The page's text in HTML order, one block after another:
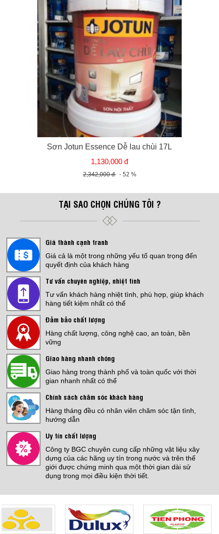
Sơn Jotun Essence Dễ lau chùi 17L
1,130,000 đ
2,342,000 đ- 52 %
TẠI SAO CHỌN CHÚNG TÔI ?
Giá thành cạnh tranh
Giá cả là một trong những yếu tố quan trọng đến
quyết định của khách hàng
Tư vấn chuyên nghiệp, nhiệt tình
Tư vấn khách hàng nhiệt tình, phù hợp, giúp khách
hàng tiết kiệm nhất có thể
Đảm bảo chất lượng
Hàng chất lượng, công nghệ cao, an toàn, bền
vững
Giao hàng nhanh chóng
Giao hàng trong thành phố và toàn quốc với thời
gian nhanh nhất có thể
Chính sách chăm sóc khách hàng
Hàng tháng đều có nhân viên chăm sóc tận tình,
hướng dẫn
Uy tín chất lượng
Công ty BGC chuyên cung cấp những vật liệu xây
dựng của các hãng uy tín trong nước và trên thế
giới được chứng minh qua một thời gian dài sử
dụng trong mọi điều kiện thời tiết.